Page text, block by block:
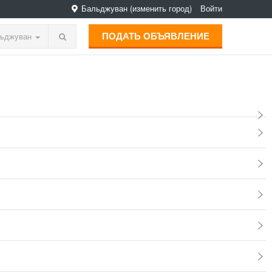
Бальджуван (изменить город) Войти
ПОДАТЬ ОБЪЯВЛЕНИЕ